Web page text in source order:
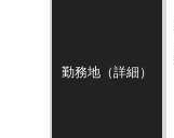
勤務地（詳細）